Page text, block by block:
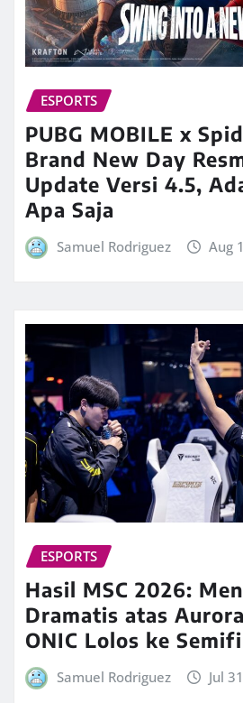
ESPORTS
PUBG MOBILE x
Brand New Day
Update Versi 4.5,
Apa Saja
Samuel Rodriguez Aug
ESPORTS
Hasil MSC 2026:
Dramatis atas
ONIC Lolos ke
Samuel Rodriguez Jul